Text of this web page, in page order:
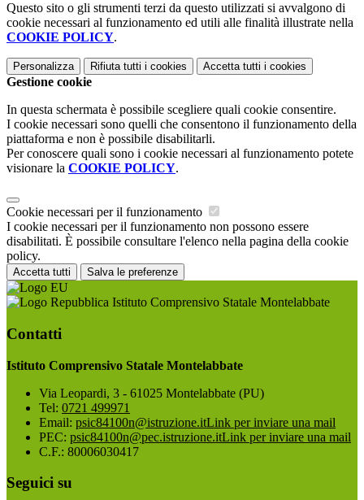
Questo sito o gli strumenti terzi da questo utilizzati si avvalgono di
cookie necessari al funzionamento ed utili alle finalità illustrate nella
COOKIE POLICY.
Personalizza Rifiuta tutti i cookies Accetta tutti i cookies
Gestione cookie
In questa schermata è possibile scegliere quali cookie consentire.
I cookie necessari sono quelli che consentono il funzionamento della
piattaforma e non è possibile disabilitarli.
Per conoscere quali sono i cookie necessari al funzionamento potete
visionare la COOKIE POLICY.
Cookie necessari per il funzionamento
I cookie necessari per il funzionamento non possono essere
disabilitati. È possibile consultare l'elenco nella pagina della cookie
policy.
Accetta tutti Salva le preferenze
Istituto Comprensivo Statale Montelabbate
Contatti
Istituto Comprensivo Statale Montelabbate
Via Leopardi, 3 - 61025 Montelabbate (PU)
Tel: 0721 499971
Email: psic84100n@istruzione.itLink per inviare una mail
PEC: psic84100n@pec.istruzione.itLink per inviare una mail
C.F.: 80006030417
Seguici su